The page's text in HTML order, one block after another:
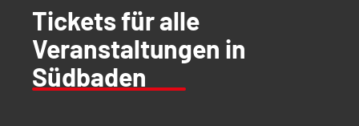
Tickets für alle
Veranstaltungen in
Südbaden